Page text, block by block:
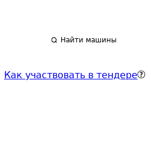
Найти машины
Как участвовать в тендере